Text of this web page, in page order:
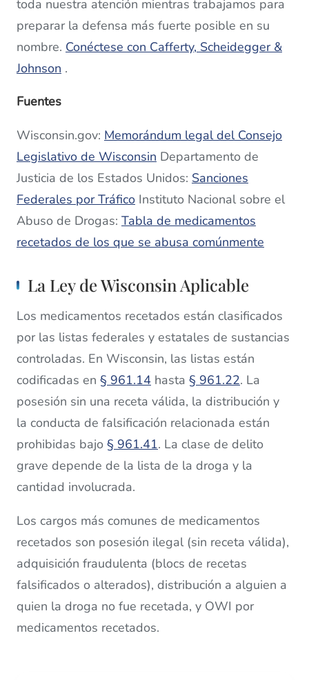
toda nuestra atención mientras trabajamos para
preparar la defensa más fuerte posible en su
nombre. Conéctese con Cafferty, Scheidegger &
Johnson .
Fuentes
Wisconsin.gov: Memorándum legal del Consejo
Legislativo de Wisconsin Departamento de
Justicia de los Estados Unidos: Sanciones
Federales por Tráfico Instituto Nacional sobre el
Abuso de Drogas: Tabla de medicamentos
recetados de los que se abusa comúnmente
La Ley de Wisconsin Aplicable
Los medicamentos recetados están clasificados
por las listas federales y estatales de sustancias
controladas. En Wisconsin, las listas están
codificadas en § 961.14 hasta § 961.22. La
posesión sin una receta válida, la distribución y
la conducta de falsificación relacionada están
prohibidas bajo § 961.41. La clase de delito
grave depende de la lista de la droga y la
cantidad involucrada.
Los cargos más comunes de medicamentos
recetados son posesión ilegal (sin receta válida),
adquisición fraudulenta (blocs de recetas
falsificados o alterados), distribución a alguien a
quien la droga no fue recetada, y OWI por
medicamentos recetados.